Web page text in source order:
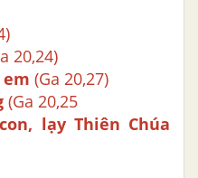
20,24)
(Ga 20,27)
(Ga 20,25
lạy Thiên Chúa